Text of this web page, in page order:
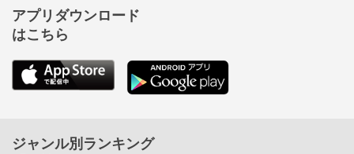
アプリダウンロード
はこちら
ジャンル別ランキング